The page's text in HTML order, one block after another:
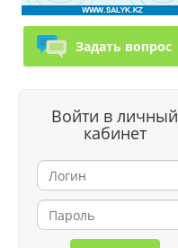
Задать вопрос
Войти в личный
кабинет